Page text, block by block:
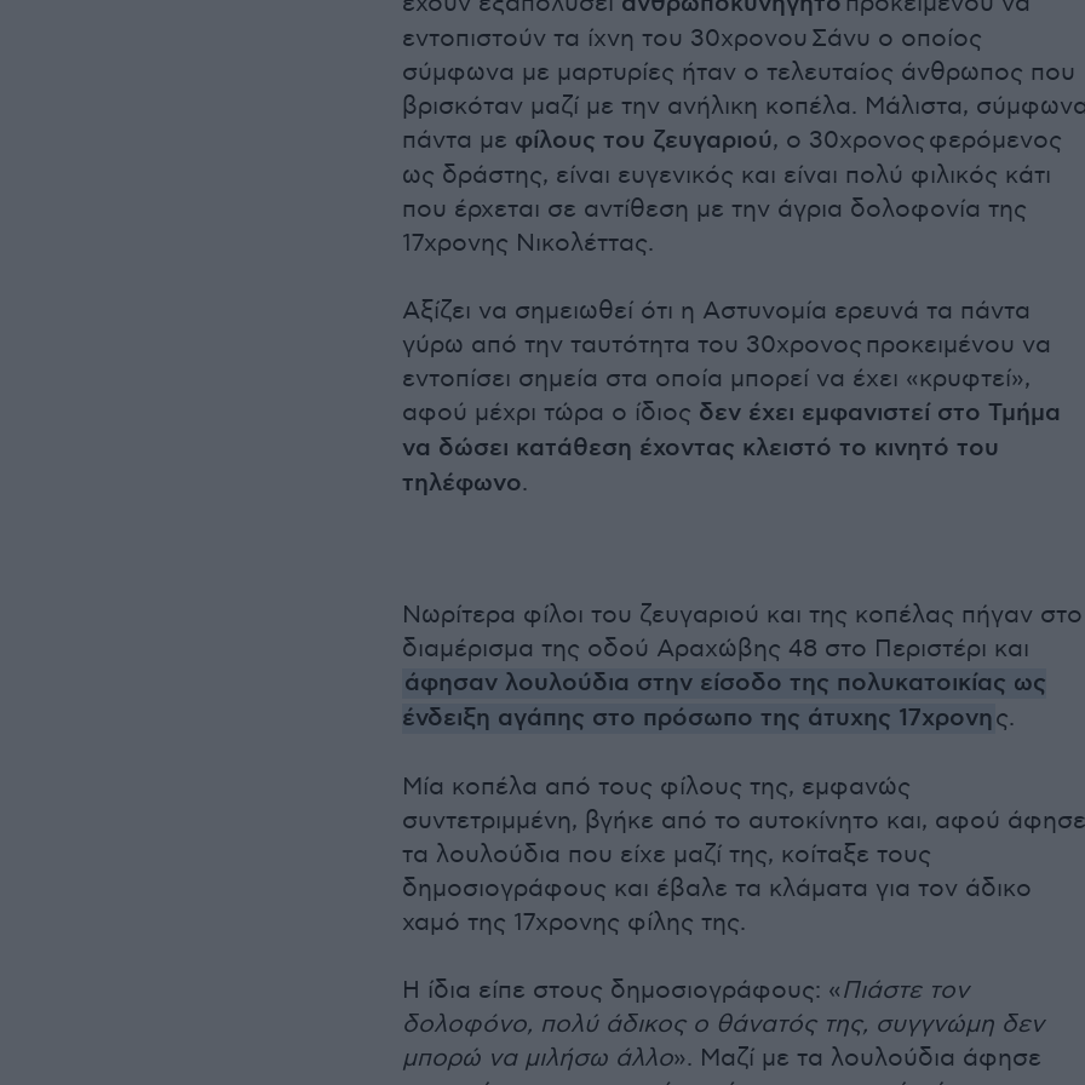
εντοπιστούν τα ίχνη του 30χρονου Σάνυ ο οποίος
σύμφωνα με μαρτυρίες ήταν ο τελευταίος άνθρωπος που
βρισκόταν μαζί με την ανήλικη κοπέλα. Μάλιστα,
πάντα με φίλους του ζευγαριού, ο 30χρονος φερόμενος
ως δράστης, είναι ευγενικός και είναι πολύ φιλικός κάτι
που έρχεται σε αντίθεση με την άγρια δολοφονία της
17χρονης Νικολέττας.
Αξίζει να σημειωθεί ότι η Αστυνομία ερευνά τα πάντα
γύρω από την ταυτότητα του 30χρονος προκειμένου να
εντοπίσει σημεία στα οποία μπορεί να έχει «κρυφτεί»,
αφού μέχρι τώρα ο ίδιος δεν έχει εμφανιστεί στο Τμήμα
να δώσει κατάθεση έχοντας κλειστό το κινητό του
τηλέφωνο.
Νωρίτερα φίλοι του ζευγαριού και της κοπέλας πήγαν στο
διαμέρισμα της οδού Αραχώβης 48 στο Περιστέρι και
άφησαν λουλούδια στην είσοδο της πολυκατοικίας ως
ένδειξη αγάπης στο πρόσωπο της άτυχης 17χρονης.
Μία κοπέλα από τους φίλους της, εμφανώς
συντετριμμένη, βγήκε από το αυτοκίνητο και, αφού άφησε
τα λουλούδια που είχε μαζί της, κοίταξε τους
δημοσιογράφους και έβαλε τα κλάματα για τον άδικο
χαμό της 17χρονης φίλης της.
Η ίδια είπε στους δημοσιογράφους: «Πιάστε τον
δολοφόνο, πολύ άδικος ο θάνατός της, συγγνώμη δεν
μπορώ να μιλήσω άλλο». Μαζί με τα λουλούδια άφησε